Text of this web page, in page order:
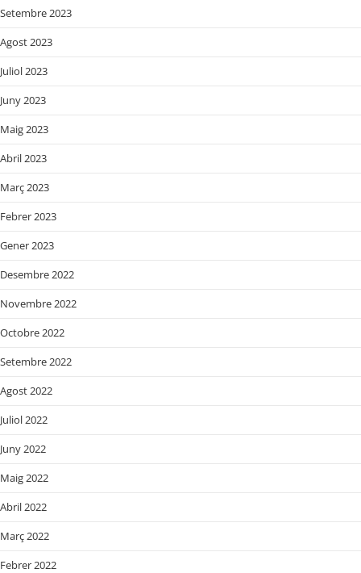
Setembre 2023
Agost 2023
Juliol 2023
Juny 2023
Maig 2023
Abril 2023
Març 2023
Febrer 2023
Gener 2023
Desembre 2022
Novembre 2022
Octobre 2022
Setembre 2022
Agost 2022
Juliol 2022
Juny 2022
Maig 2022
Abril 2022
Març 2022
Febrer 2022